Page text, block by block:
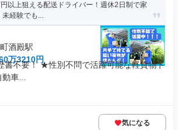
以上狙える配送ドライバー！週休2日制で家
経験でも...
酒殿駅
万3210円
書不要！ ★性別不問で活躍可能な軽貨物ド
車...
気になる